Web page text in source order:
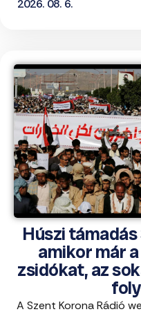
2026. 08. 6.
Húszi
amikor már
zsidókat, az
A Szent Korona Rádió